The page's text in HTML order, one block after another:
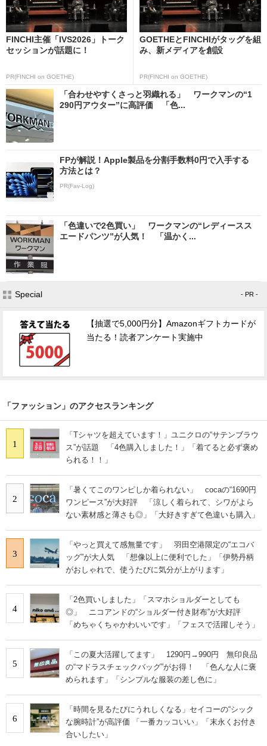
FINCHI主催「IVS2026」トーク
セッションが話題に！
PR(FINCHI on GOETHE)
GOETHEとFINCHIがタッグを組
み、新メディアを創設
PR(FINCHI on GOETHE)
「合わせやすくさっと羽織れる」 ワークマンの“1
290円アウター”に高評価 「色...
FPが解説！Apple製品を分割手数料0円で入手する
方法とは？
PR(Fav-Log)
「色違いで2色買い」 ワークマンの“レディースス
エードパンツ”が人気！ 「温かく...
Special - PR -
【抽選で5,000円分】Amazonギフトカードが
当たる！読者アンケート実施中
「ファッション」のアクセスランキング
1
「Tシャツを超えています！」ユニクロの“サテンブラウ
ス”が話題 「4色購入しました！」「着てると必ず褒め
られる！！」
2
「暑くてこのワンピしか着られない」 cocaの“1690円
ワンピース”が大好評 「涼しく着られて、シワがよら
ない素材感と薄さも◎」「大好きすぎて色違いも購入」
3
「やっと買えて感無量です」 羽田空港限定の“エコバ
ッグ”が大人気 「想像以上に便利でした」「伊勢丹柄
がおしゃれで、使うたびに気分が上がります」
4
「2色買いしました」「スマホショルダーとしても
◎」 ニコアンドの“ショルダー付き財布”が大好評
「めちゃくちゃかわいいです」「フェスで活躍しそう」
5
「この夏大活躍してます」 1290円→990円 無印良品
の“マドラスチェックバッグ”がお得！ 「色んな人に褒
められます」「シンプルな服装の差し色に」
6
「時間を見るたびにうれしくなる」セイコーの“シック
な腕時計”が高評価 「一番カッコいい」「末永くお付き
合いしたい」